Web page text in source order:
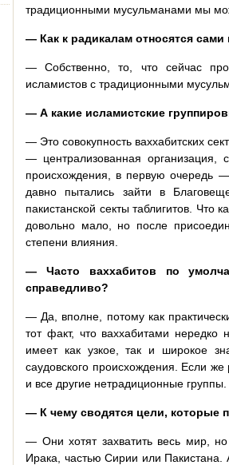
традиционными мусульманами мы
— Как к радикалам относятся сами
— Собственно, то, что сейчас
исламистов с традиционными
— А какие исламистские
— Это совокупность ваххабитских
— централизованная организация,
происхождения, в первую очередь
давно пытались зайти в
пакистанской секты таблигитов.
довольно мало, но после
степени влияния.
— Часто ваххабитов по
справедливо?
— Да, вполне, потому как
тот факт, что ваххабитами
имеет как узкое, так и широкое
саудовского происхождения. Если же
и все другие нетрадиционные группы.
— К чему сводятся цели, которые
— Они хотят захватить весь мир, но
Ирака, частью Сирии или Пакистана.